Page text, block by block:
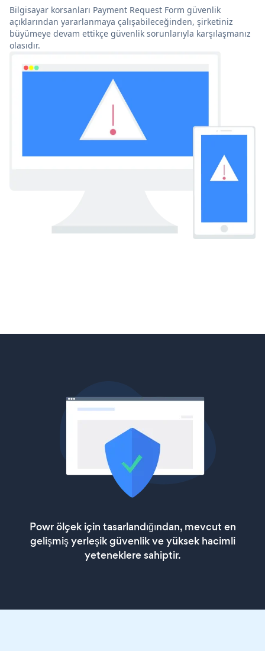
Bilgisayar korsanları Payment Request Form güvenlik
açıklarından yararlanmaya çalışabileceğinden, şirketiniz
büyümeye devam ettikçe güvenlik sorunlarıyla karşılaşmanız
olasıdır.
Powr ölçek için tasarlandığından, mevcut en
gelişmiş yerleşik güvenlik ve yüksek hacimli
yeteneklere sahiptir.